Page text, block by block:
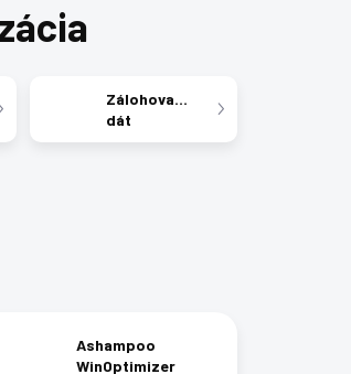
Zálohovanie
dát
Ashampoo
WinOptimizer